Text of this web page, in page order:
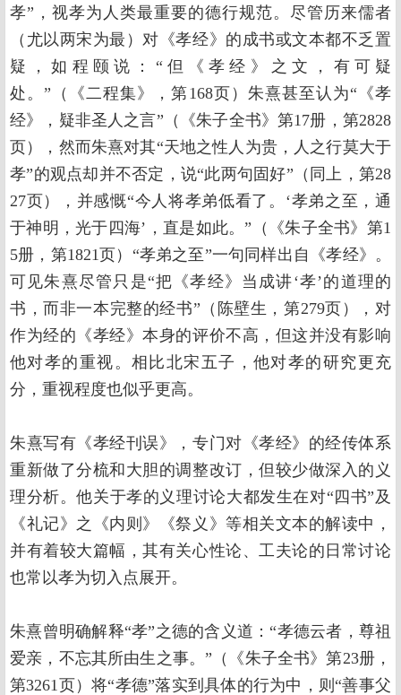
孝”，视孝为人类最重要的德行规范。尽管历来儒者
（尤以两宋为最）对《孝经》的成书或文本都不乏置
疑，如程颐说：“但《孝经》之文，有可疑
处。”（《二程集》，第168页）朱熹甚至认为“《孝
经》，疑非圣人之言”（《朱子全书》第17册，第2828
页），然而朱熹对其“天地之性人为贵，人之行莫大于
孝”的观点却并不否定，说“此两句固好”（同上，第28
27页），并感慨“今人将孝弟低看了。‘孝弟之至，通
于神明，光于四海’，直是如此。”（《朱子全书》第1
5册，第1821页）“孝弟之至”一句同样出自《孝经》。
可见朱熹尽管只是“把《孝经》当成讲‘孝’的道理的
书，而非一本完整的经书”（陈壁生，第279页），对
作为经的《孝经》本身的评价不高，但这并没有影响
他对孝的重视。相比北宋五子，他对孝的研究更充
分，重视程度也似乎更高。
朱熹写有《孝经刊误》，专门对《孝经》的经传体系
重新做了分梳和大胆的调整改订，但较少做深入的义
理分析。他关于孝的义理讨论大都发生在对“四书”及
《礼记》之《内则》《祭义》等相关文本的解读中，
并有着较大篇幅，其有关心性论、工夫论的日常讨论
也常以孝为切入点展开。
朱熹曾明确解释“孝”之德的含义道：“孝德云者，尊祖
爱亲，不忘其所由生之事。”（《朱子全书》第23册，
第3261页）将“孝德”落实到具体的行为中，则“善事父